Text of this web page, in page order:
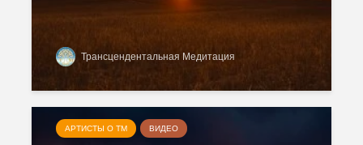
Трансцендентальная Медитация
АРТИСТЫ О ТМ ВИДЕО